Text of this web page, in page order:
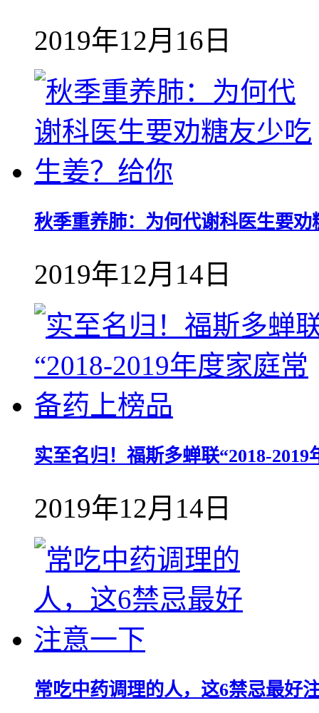
2019年12月16日
秋季重养肺：为何代谢科医生要
2019年12月14日
实至名归！福斯多蝉联“2018-
2019年12月14日
常吃中药调理的人，这6禁忌最好